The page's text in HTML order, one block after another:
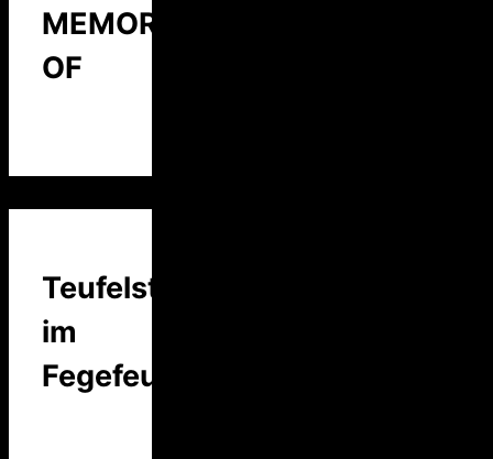
MEMORY
OF
Teufelstalk
im
Fegefeuer